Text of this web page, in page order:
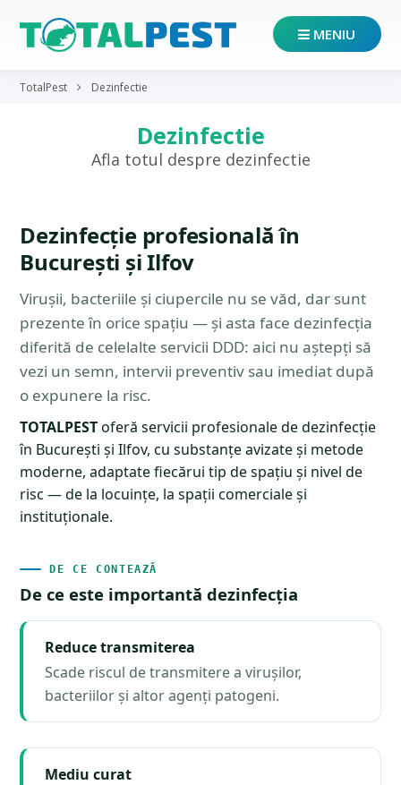
MENIU
TotalPest Dezinfectie
Dezinfectie
Afla totul despre dezinfectie
Dezinfecție profesională în
București și Ilfov
Virușii, bacteriile și ciupercile nu se văd, dar sunt
prezente în orice spațiu — și asta face dezinfecția
diferită de celelalte servicii DDD: aici nu aștepți să
vezi un semn, intervii preventiv sau imediat după
o expunere la risc.
TOTALPESToferă servicii profesionale de dezinfecție
în București și Ilfov, cu substanțe avizate și metode
moderne, adaptate fiecărui tip de spațiu și nivel de
risc — de la locuințe, la spații comerciale și
instituționale.
DE CE CONTEAZĂ
De ce este importantă dezinfecția
Reduce transmiterea
Scade riscul de transmitere a virușilor,
bacteriilor și altor agenți patogeni.
Mediu curat